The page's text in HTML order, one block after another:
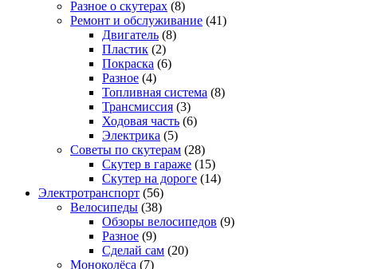
Разное о скутерах (8)
Ремонт и обслуживание (41)
Двигатель (8)
Пластик (2)
Покраска (6)
Разное (4)
Топливная система (8)
Трансмиссия (3)
Ходовая часть (6)
Электрика (5)
Советы по скутерам (28)
Скутер в гараже (15)
Скутер на дороге (14)
Электротранспорт (56)
Велосипеды (38)
Обзоры велосипедов (9)
Разное (9)
Сделай сам (20)
Моноколёса (7)